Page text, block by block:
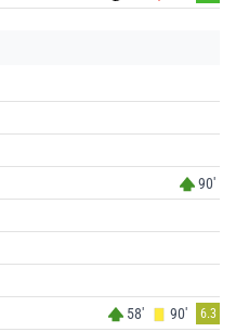
90'
58' 90' 6.3